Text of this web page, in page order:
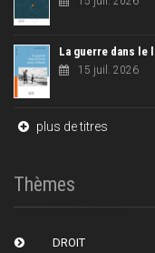
La guerre dans le
15 juil. 2026
plus de titres
Thèmes
DROIT